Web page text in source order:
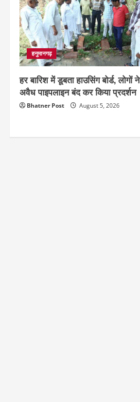
हनुमानगढ़
हर बारिश में डूबता हाउसिंग बोर्ड, लोगों ने
अवैध पाइपलाइन बंद कर किया प्रदर्शन
Bhatner Post August 5, 2026